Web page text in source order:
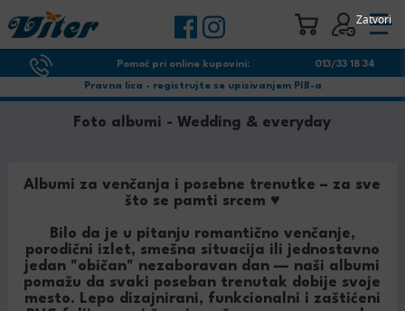
Pomoć pri online kupovini: 013/33 18 34
Pravna lica - registrujte se upisivanjem PIB-a
Foto albumi - Wedding & everyday
Albumi za venčanja i posebne trenutke – za sve
što se pamti srcem ♥
Bilo da je u pitanju romantično venčanje,
porodični izlet, smešna situacija ili jednostavno
jedan "običan" nezaboravan dan — naši albumi
pomažu da svaki poseban trenutak dobije svoje
mesto. Lepo dizajnirani, funkcionalni i zaštićeni
Zatvori